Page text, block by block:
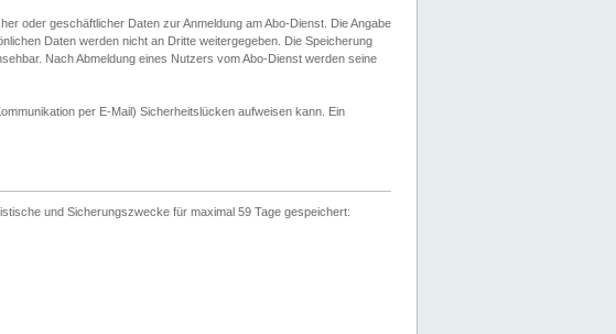
oder geschäftlicher Daten zur Anmeldung am Abo-Dienst. Die Angabe
Daten werden nicht an Dritte weitergegeben. Die Speicherung
Nach Abmeldung eines Nutzers vom Abo-Dienst werden seine
per E-Mail) Sicherheitslücken aufweisen kann. Ein
und Sicherungszwecke für maximal 59 Tage gespeichert: